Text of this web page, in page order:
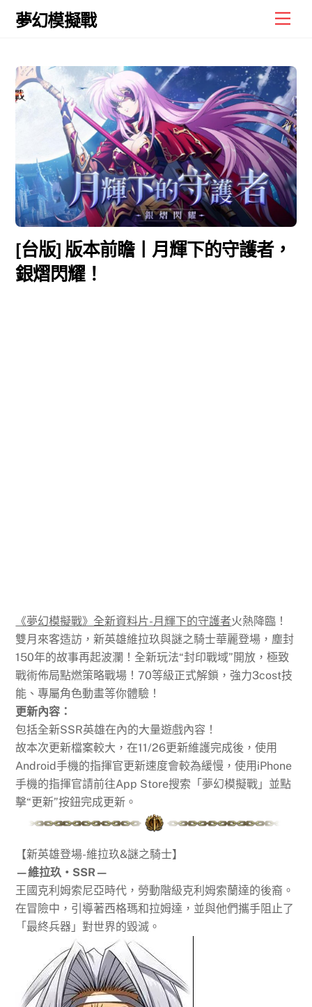
Skip
夢幻模擬戰
[台版] 版本前瞻丨月輝下的守護者，
銀熠閃耀！
《夢幻模擬戰》全新資料片-月輝下的守護者火熱降臨！
雙月來客造訪，新英雄維拉玖與謎之騎士華麗登場，塵封
150年的故事再起波瀾！全新玩法“封印戰域”開放，極致
戰術佈局點燃策略戰場！70等級正式解鎖，強力3cost技
能、專屬角色動畫等你體驗！
更新內容：
包括全新SSR英雄在內的大量遊戲內容！
故本次更新檔案較大，在11/26更新維護完成後，使用
Android手機的指揮官更新速度會較為緩慢，使用iPhone
手機的指揮官請前往App Store搜索「夢幻模擬戰」並點
擊“更新”按鈕完成更新。
【新英雄登場-維拉玖&謎之騎士】
—維拉玖‧SSR—
王國克利姆索尼亞時代，勞動階級克利姆索蘭達的後裔。
在冒險中，引導著西格瑪和拉姆達，並與他們攜手阻止了
「最終兵器」對世界的毀滅。